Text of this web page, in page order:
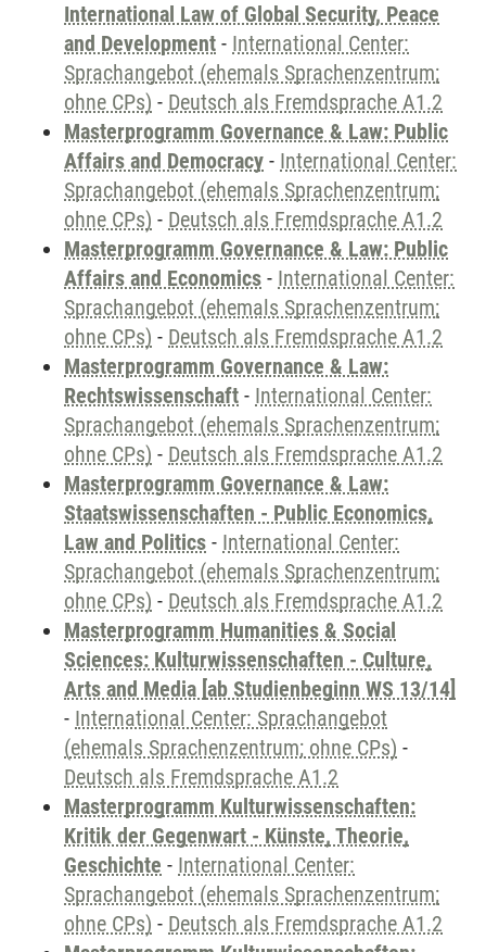
International Law of Global Security, Peace
and Development - International Center:
Sprachangebot (ehemals Sprachenzentrum;
ohne CPs) - Deutsch als Fremdsprache A1.2
Masterprogramm Governance & Law: Public
Affairs and Democracy - International Center:
Sprachangebot (ehemals Sprachenzentrum;
ohne CPs) - Deutsch als Fremdsprache A1.2
Masterprogramm Governance & Law: Public
Affairs and Economics - International Center:
Sprachangebot (ehemals Sprachenzentrum;
ohne CPs) - Deutsch als Fremdsprache A1.2
Masterprogramm Governance & Law:
Rechtswissenschaft - International Center:
Sprachangebot (ehemals Sprachenzentrum;
ohne CPs) - Deutsch als Fremdsprache A1.2
Masterprogramm Governance & Law:
Staatswissenschaften - Public Economics,
Law and Politics - International Center:
Sprachangebot (ehemals Sprachenzentrum;
ohne CPs) - Deutsch als Fremdsprache A1.2
Masterprogramm Humanities & Social
Sciences: Kulturwissenschaften - Culture,
Arts and Media [ab Studienbeginn WS 13/14]
- International Center: Sprachangebot
(ehemals Sprachenzentrum; ohne CPs) -
Deutsch als Fremdsprache A1.2
Masterprogramm Kulturwissenschaften:
Kritik der Gegenwart - Künste, Theorie,
Geschichte - International Center:
Sprachangebot (ehemals Sprachenzentrum;
ohne CPs) - Deutsch als Fremdsprache A1.2